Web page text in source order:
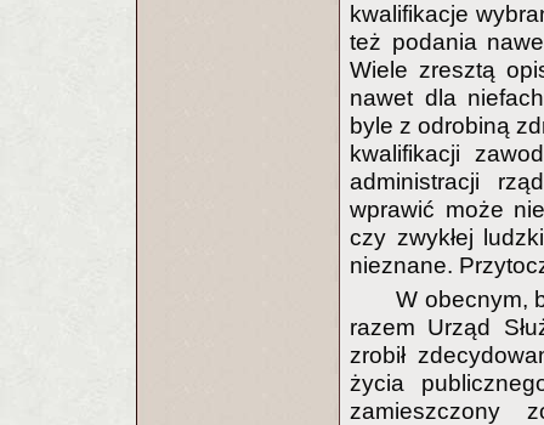
kwalifikacje
też podania
Wiele zresztą
nawet dla
byle z odrobiną
kwalifikacji
administracji
wprawić może
czy zwykłej
nieznane.
W obecnym,
razem Urząd
zrobił
życia
zamieszczony